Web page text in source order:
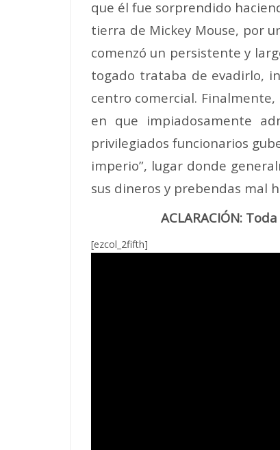
que él fue sorprendido
tierra de Mickey Mouse, por
comenzó un persistente y
togado trataba de evadirlo,
centro comercial.
en que impiadosamente
privilegiados funcionarios
imperio”, lugar donde
sus dineros y prebendas mal
ACLARACIÓN:
[ezcol_2fifth]